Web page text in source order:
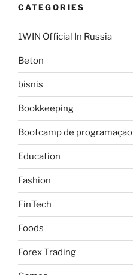
CATEGORIES
1WIN Official In Russia
Beton
bisnis
Bookkeeping
Bootcamp de programação
Education
Fashion
FinTech
Foods
Forex Trading